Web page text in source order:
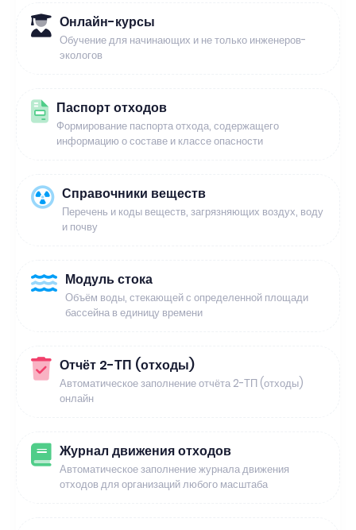
Онлайн-курсы
Обучение для начинающих и не только инженеров-
экологов
Паспорт отходов
Формирование паспорта отхода, содержащего
информацию о составе и классе опасности
Справочники веществ
Перечень и коды веществ, загрязняющих воздух, воду
и почву
Модуль стока
Объём воды, стекающей с определенной площади
бассейна в единицу времени
Отчёт 2-ТП (отходы)
Автоматическое заполнение отчёта 2-ТП (отходы)
онлайн
Журнал движения отходов
Автоматическое заполнение журнала движения
отходов для организаций любого масштаба